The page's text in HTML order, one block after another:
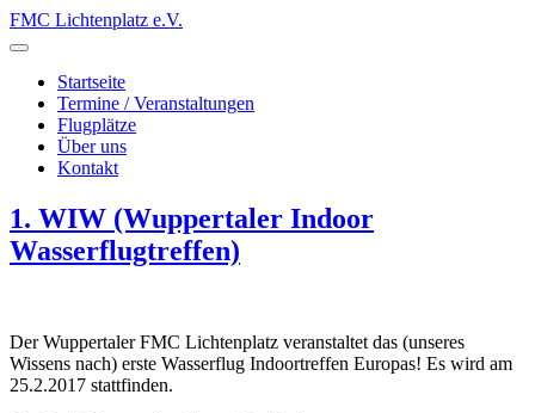
FMC Lichtenplatz e.V.
Startseite
Termine / Veranstaltungen
Flugplätze
Über uns
Kontakt
1. WIW (Wuppertaler Indoor
Wasserflugtreffen)
Der Wuppertaler FMC Lichtenplatz veranstaltet das (unseres
Wissens nach) erste Wasserflug Indoortreffen Europas! Es wird am
25.2.2017 stattfinden.